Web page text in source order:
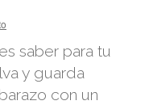
saber para tu
y guarda
con un